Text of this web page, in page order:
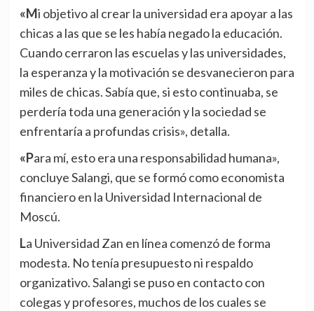
«Mi objetivo al crear la universidad era apoyar a las
chicas a las que se les había negado la educación.
Cuando cerraron las escuelas y las universidades,
la esperanza y la motivación se desvanecieron para
miles de chicas. Sabía que, si esto continuaba, se
perdería toda una generación y la sociedad se
enfrentaría a profundas crisis», detalla.
«Para mí, esto era una responsabilidad humana»,
concluye Salangi, que se formó como economista
financiero en la Universidad Internacional de
Moscú.
La Universidad Zan en línea comenzó de forma
modesta. No tenía presupuesto ni respaldo
organizativo. Salangi se puso en contacto con
colegas y profesores, muchos de los cuales se